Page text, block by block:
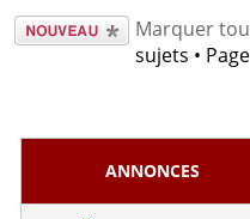
Écrire un
Marquer
sujets • Page
ANNONCES